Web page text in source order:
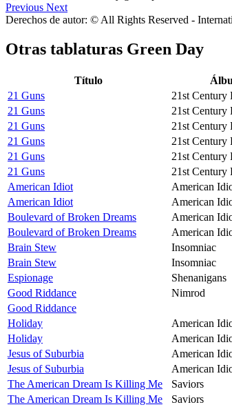
Previous Next
Derechos de autor: © All Rights Reserved -
Otras tablaturas Green Day
Título
21 Guns
21st Century
21 Guns
21st Century
21 Guns
21st Century
21 Guns
21st Century
21 Guns
21st Century
21 Guns
21st Century
American Idiot
American
American Idiot
American
Boulevard of Broken Dreams
American
Boulevard of Broken Dreams
American
Brain Stew
Insomniac
Brain Stew
Insomniac
Espionage
Shenanigans
Good Riddance
Nimrod
Good Riddance
Holiday
American
Holiday
American
Jesus of Suburbia
American
Jesus of Suburbia
American
The American Dream Is Killing Me
Saviors
The American Dream Is Killing Me
Saviors